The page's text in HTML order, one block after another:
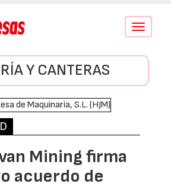
Conmutar
Y CANTERAS
Mining firma
acuerdo de